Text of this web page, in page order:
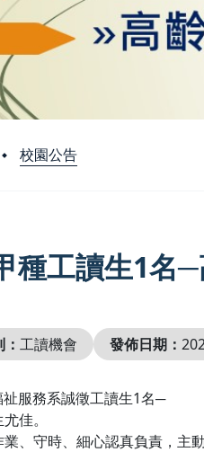
校園公告
種工讀生1名
工讀機會 發佈日期：
服務系誠徵工讀生1名─
佳。
、守時、細心認真負責，主